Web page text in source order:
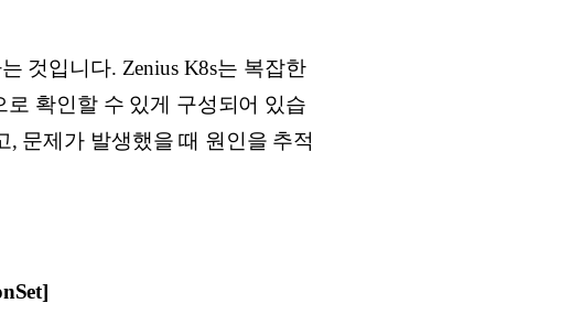
것입니다. Zenius K8s는 복잡한
확인할 수 있게 구성되어 있습
문제가 발생했을 때 원인을 추적